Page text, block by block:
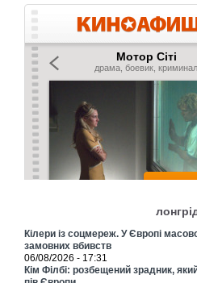
Кілери із соцмереж. У Європі
замовних вбивств
06/08/2026 - 17:31
Кім Філбі: розбещений зрадник,